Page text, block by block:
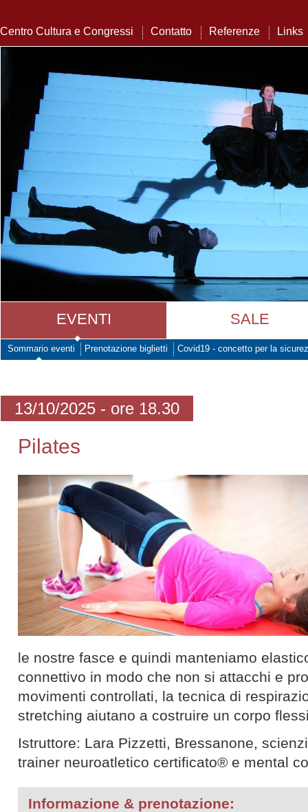
Centro Cultura e Congressi Contatto Referenze Links
EVENTI SALE
Sommario eventi Prenotazione biglietti Covid19 - concetto per la
13/10/2025 - ore 18.30
Pilates
le nostre fasce e quindi manteniamo
connettivo in modo che non si attacchi e
movimenti controllati, la tecnica di
stretching aiutano a costruire un corpo
Istruttore: Lara Pizzetti, Bressanone,
trainer neuroatletico certificato® e mental
Informazione & prenotazione: